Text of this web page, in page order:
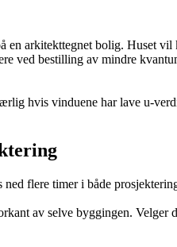
en arkitekttegnet bolig. Huset
ved bestilling av mindre
hvis vinduene har lave u-
flere timer i både
av selve byggingen.